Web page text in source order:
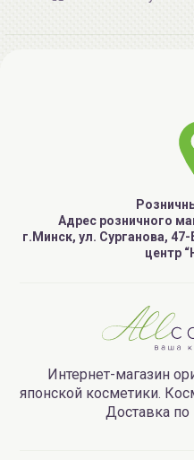
Адрес розничного
г.Минск, ул. Сурганова,
центр
Интернет-магазин
японской косметики.
Доставка по